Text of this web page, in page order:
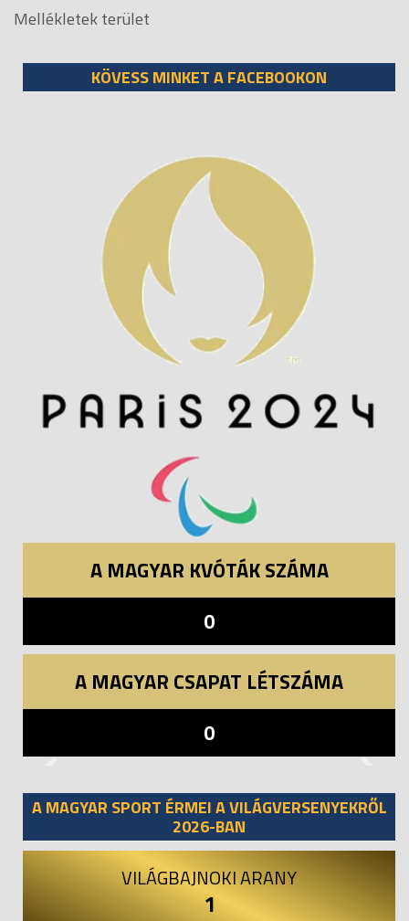
Mellékletek terület
KÖVESS MINKET A FACEBOOKON
A MAGYAR KVÓTÁK SZÁMA
0
A MAGYAR CSAPAT LÉTSZÁMA
0
A MAGYAR SPORT ÉRMEI A VILÁGVERSENYEKRŐL
2026-BAN
VILÁGBAJNOKI ARANY
1